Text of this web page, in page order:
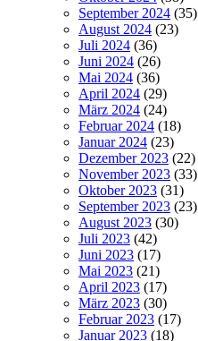
September 2024 (35)
August 2024 (23)
Juli 2024 (36)
Juni 2024 (26)
Mai 2024 (36)
April 2024 (29)
März 2024 (24)
Februar 2024 (18)
Januar 2024 (23)
Dezember 2023 (22)
November 2023 (33)
Oktober 2023 (31)
September 2023 (23)
August 2023 (30)
Juli 2023 (42)
Juni 2023 (17)
Mai 2023 (21)
April 2023 (17)
März 2023 (30)
Februar 2023 (17)
Januar 2023 (18)